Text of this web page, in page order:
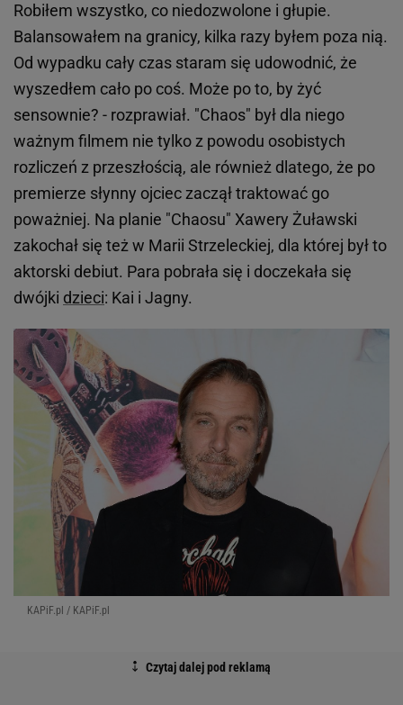
Robiłem wszystko, co niedozwolone i głupie.
Balansowałem na granicy, kilka razy byłem poza nią.
Od wypadku cały czas staram się udowodnić, że
wyszedłem cało po coś. Może po to, by żyć
sensownie? - rozprawiał. "Chaos" był dla niego
ważnym filmem nie tylko z powodu osobistych
rozliczeń z przeszłością, ale również dlatego, że po
premierze słynny ojciec zaczął traktować go
poważniej. Na planie "Chaosu" Xawery Żuławski
zakochał się też w Marii Strzeleckiej, dla której był to
aktorski debiut. Para pobrała się i doczekała się
dwójki dzieci: Kai i Jagny.
KAPiF.pl / KAPiF.pl